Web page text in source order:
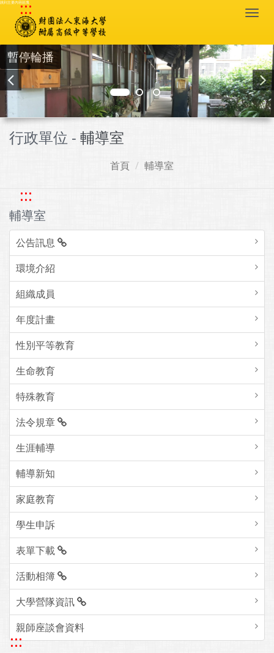
跳到主要內容區塊
:::
暫停輪播
行政單位 - 輔導室
首頁 輔導室
:::
輔導室
公告訊息
環境介紹
組織成員
年度計畫
性別平等教育
生命教育
特殊教育
法令規章
生涯輔導
輔導新知
家庭教育
學生申訴
表單下載
活動相簿
大學營隊資訊
親師座談會資料
:::